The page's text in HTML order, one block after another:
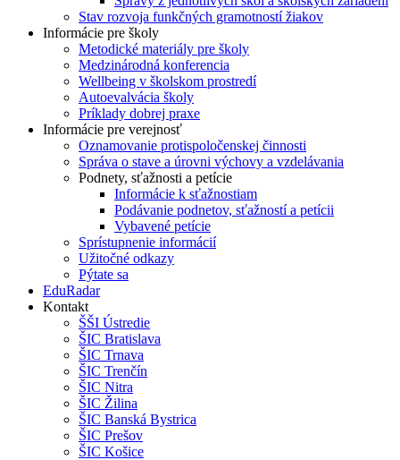
Stav rozvoja funkčných gramotností žiakov
Informácie pre školy
Metodické materiály pre školy
Medzinárodná konferencia
Wellbeing v školskom prostredí
Autoevalvácia školy
Príklady dobrej praxe
Informácie pre verejnosť
Oznamovanie protispoločenskej činnosti
Správa o stave a úrovni výchovy a vzdelávania
Podnety, sťažnosti a petície
Informácie k sťažnostiam
Podávanie podnetov, sťažností a petícii
Vybavené petície
Sprístupnenie informácií
Užitočné odkazy
Pýtate sa
EduRadar
Kontakt
ŠŠI Ústredie
ŠIC Bratislava
ŠIC Trnava
ŠIC Trenčín
ŠIC Nitra
ŠIC Žilina
ŠIC Banská Bystrica
ŠIC Prešov
ŠIC Košice